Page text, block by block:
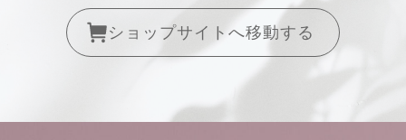
ショップサイトへ移動する